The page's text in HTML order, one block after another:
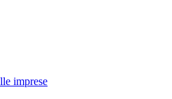
imprese